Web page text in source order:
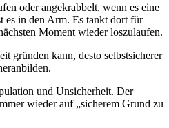
oder angekrabbelt, wenn es eine
es in den Arm. Es tankt dort für
Moment wieder loszulaufen.
gründen kann, desto selbstsicherer
und Unsicherheit. Der
wieder auf „sicherem Grund zu